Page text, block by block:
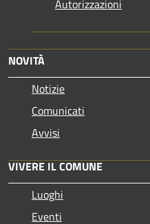
Autorizzazioni
NOVITÀ
Notizie
Comunicati
Avvisi
VIVERE IL COMUNE
Luoghi
Eventi